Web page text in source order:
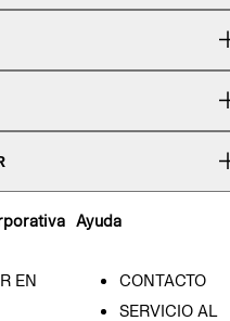
EN
Ayuda
CONTACTO
SERVICIO AL